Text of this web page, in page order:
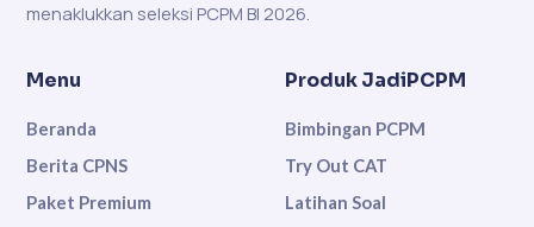
menaklukkan seleksi PCPM BI 2026.
Menu
Beranda
Berita CPNS
Paket Premium
Produk JadiPCPM
Bimbingan PCPM
Try Out CAT
Latihan Soal